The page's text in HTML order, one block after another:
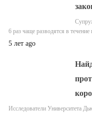
6 раз чаще разводятся в
5 лет ago
Исследователи Университета